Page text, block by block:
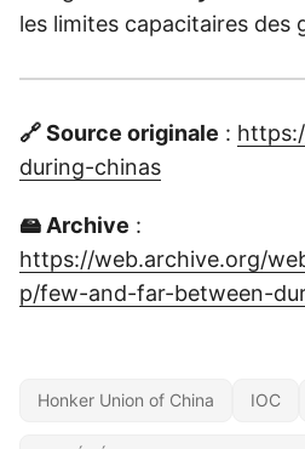
les limites capacitaires des
🔗 Source originale :
during-chinas
🖴 Archive :
https://web.archive.org/
p/few-and-far-between-
Honker Union of China IOC